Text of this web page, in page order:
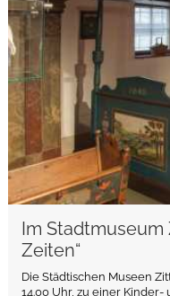
Im Stadtmuseum
Zeiten“
Die Städtischen Museen
14.00 Uhr, zu einer